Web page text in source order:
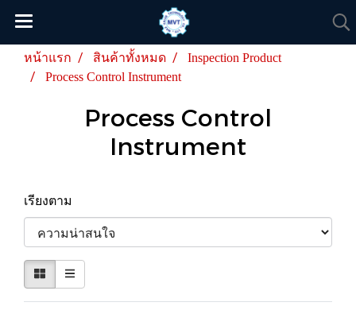
หน้าแรก สินค้าทั้งหมด
Inspection Product
Process Control Instrument
Process Control
Instrument
เรียงตาม